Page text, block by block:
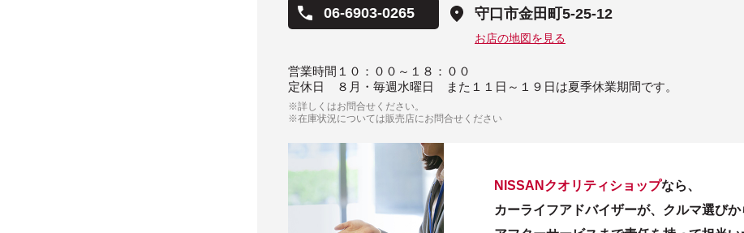
06-6903-0265 守口市金田町5-25-12
お店の地図を見る
営業時間 １０：００～１８：００
定休日
８月・毎週水曜日 また１１日～１９日は夏季休業期間です。
※詳しくはお問合せください。
※在庫状況については販売店にお問合せください
NISSANクオリティショップなら、
カーライフアドバイザーが、クルマ選びか